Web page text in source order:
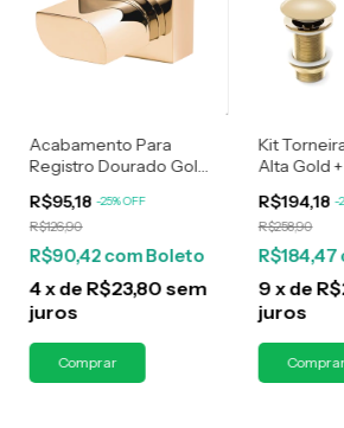
Acabamento Para
Registro Dourado Gold
R$95,18 -25%OFF
R$126,90
R$90,42comBoleto
4xde R$23,80 sem
juros
Kit
Alta Gold
R$194,18 -
R$258,90
R$184,47
9 xde
juros